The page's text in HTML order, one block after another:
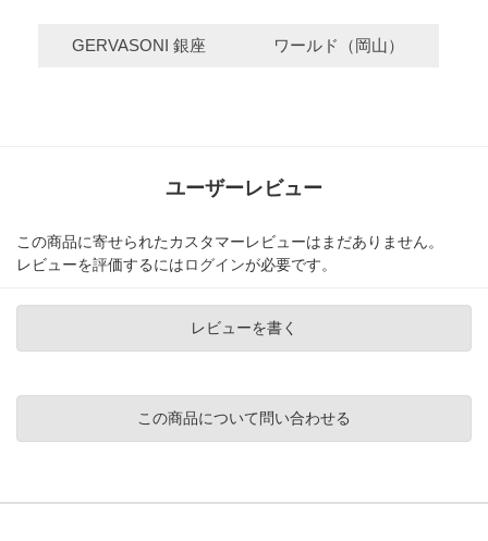
GERVASONI 銀座 ワールド（岡山）
ユーザーレビュー
この商品に寄せられたカスタマーレビューはまだありません。
レビューを評価するにはログインが必要です。
レビューを書く
この商品について問い合わせる